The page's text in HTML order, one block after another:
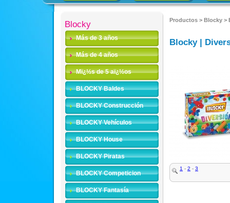
Blocky
Más de 3 años
Más de 4 años
Mï¿½s de 5 aï¿½os
BLOCKY Baldes
BLOCKY Construcción
BLOCKY Vehículos
BLOCKY House
BLOCKY Piratas
BLOCKY Competicion
BLOCKY Fantasía
Productos > Blocky >
Blocky |
1 - 2 - 3